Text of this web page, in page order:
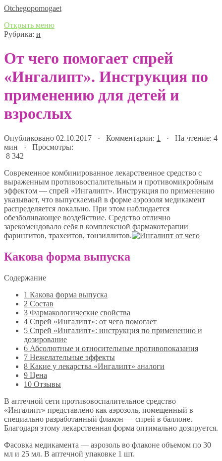
Оtchegopomogaet
Открыть меню
Рубрика: и
От чего помогает спрей
«Ингалипт». Инструкция по
применению для детей и
взрослых
Опубликовано 02.10.2017 · Комментарии: 1
· На чтение: 4
мин · Просмотры:
8 342
Современное комбинированное лекарственное средство с
выраженным противовоспалительным и противомикробным
эффектом — спрей «Ингалипт». Инструкция по применению
указывает, что выпускаемый в форме аэрозоля медикамент
распределяется локально. При этом наблюдается
обезболивающее воздействие. Средство отлично
зарекомендовало себя в комплексной фармакотерапии
фарингитов, трахеитов, тонзиллитов.
Какова форма выпуска
Содержание
1 Какова форма выпуска
2 Состав
3 Фармакологические свойства
4 Спрей «Ингалипт»: от чего помогает
5 Спрей «Ингалипт»: инструкция по применению и
дозирование
6 Абсолютные и относительные противопоказания
7 Нежелательные эффекты
8 Какие у лекарства «Ингалипт» аналоги
9 Цена
10 Отзывы
В аптечной сети противовоспалительное средство
«Ингалипт» представлено как аэрозоль, помещенный в
специально разработанный флакон — спрей в баллоне.
Благодаря этому лекарственная форма оптимально дозируется.
Фасовка медикамента — аэрозоль во флаконе объемом по 30
мл и 25 мл. В аптечной упаковке 1 шт.